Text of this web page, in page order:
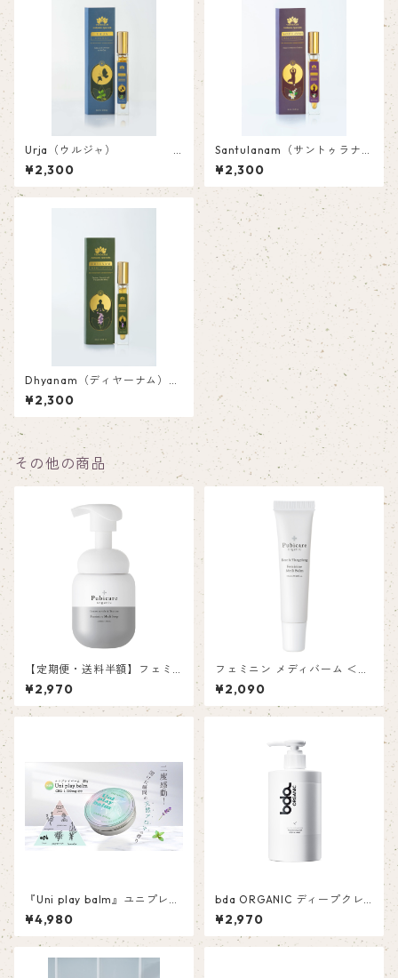
Urja（ウルジャ）
ルームスプレー 1
0ml
¥2,300
Santulanam（サントゥラナ
ム） ルームスプレー 1
0ml
¥2,300
Dhyanam（ディヤーナム）
ルームスプレー 10
ml
¥2,300
その他の商品
【定期便・送料半額】フェミ
ニン メディ ソープ 〈レモンマ
ートル＆ティーツリー〉
¥2,970
フェミニン メディバーム ＜ロ
ーズ＆イランイラン＞15ｍL
¥2,090
『Uni play balm』ユニプレイ
バーム【CBD5%配合バーム】
20ｇ
¥4,980
bda ORGANIC ディープクレ
ンジングウォッシュ ボディ ア
ンド ハンド＜グリーンティ＆
パーシモン＞
¥2,970